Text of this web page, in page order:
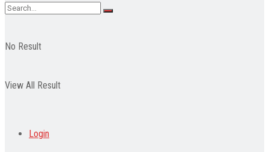
No Result
View All Result
Login